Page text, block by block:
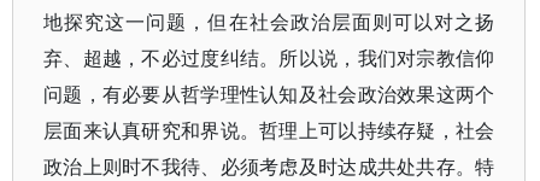
地探究这一问题，但在社会政治层面则可以对之扬
弃、超越，不必过度纠结。所以说，我们对宗教信仰
问题，有必要从哲学理性认知及社会政治效果这两个
层面来认真研究和界说。哲理上可以持续存疑，社会
政治上则时不我待、必须考虑及时达成共处共存。特